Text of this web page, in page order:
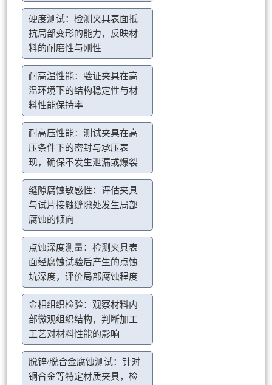
硬度测试：检测夹具表面抵
抗局部变形的能力，反映材
料的耐磨性与刚性
耐高温性能：验证夹具在高
温环境下的结构稳定性与材
料性能保持率
耐高压性能：测试夹具在高
压条件下的密封与承压表
现，确保不发生泄漏或爆裂
缝隙腐蚀敏感性：评估夹具
与试片接触缝隙处发生局部
腐蚀的倾向
点蚀深度测量：检测夹具表
面经腐蚀试验后产生的点蚀
坑深度，评价局部腐蚀程度
金相组织检验：观察材料内
部微观组织结构，判断加工
工艺对材料性能的影响
脱锌/脱合金腐蚀测试：针对
铜合金等特定材质夹具，检